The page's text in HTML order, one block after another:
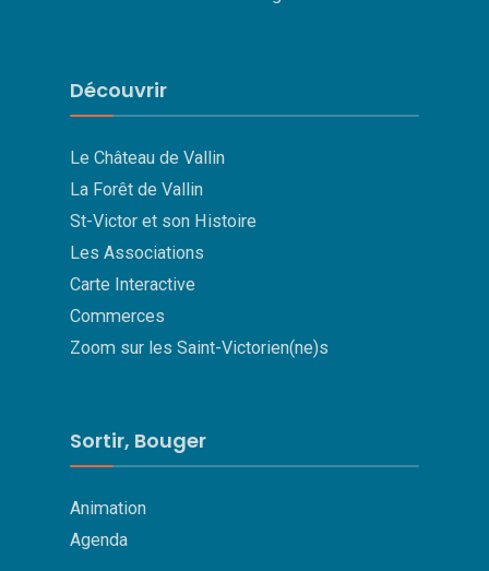
Découvrir
Le Château de Vallin
La Forêt de Vallin
St-Victor et son Histoire
Les Associations
Carte Interactive
Commerces
Zoom sur les Saint-Victorien(ne)s
Sortir, Bouger
Animation
Agenda